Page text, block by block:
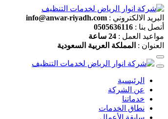
البريد الالكتروني : info@anwar-riyadh.com
أتصل بنا : 0505636116
مواعيد العمل : 24 ساعة
العنوان : المملكة العربية السعودية
الرئيسية
عن الشركة
خدماتنا
نطاق الخدمات
سابقة الأعمال